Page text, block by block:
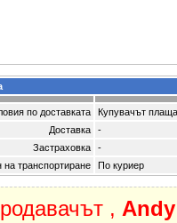
по доставката
Купувачът
Доставка
-
Застраховка
-
на транспортиране
По куриер
,